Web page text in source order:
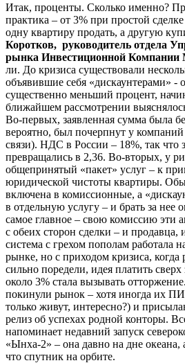
Итак, проценты. Сколько именно?
практика – от 3% при простой
одну квартиру продать, а другую
Коротков, руководитель отдела
рынка Инвестиционной
ли. До кризиса существовали
объявившие себя «дискаунтерами» -
существенно меньший процент,
ближайшем рассмотрении
Во-первых, заявленная сумма была
вероятно, был почерпнут у компаний
связи). НДС в России – 18%, так что
превращались в 2,36. Во-вторых, у
общепринятый «пакет» услуг – к
юридической чистоты квартиры.
включена в комиссионные, а
в отдельную услугу – и брать за нее
самое главное – свою комиссию эти
с обеих сторон сделки – и продавца,
система с грехом пополам работала
рынке, но с приходом кризиса, когда
сильно поредели, идея платить
около 3% стала вызывать
покинули рынок – хотя иногда их
только живут, интересно?) и
релиз об успехах родной конторы.
напоминает недавний запуск
«Ынха-2» – она давно на дне океана,
что спутник на орбите.